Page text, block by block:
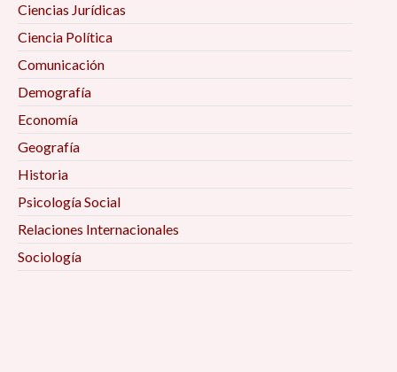
Ciencias Jurídicas
Ciencia Política
Comunicación
Demografía
Economía
Geografía
Historia
Psicología Social
Relaciones Internacionales
Sociología